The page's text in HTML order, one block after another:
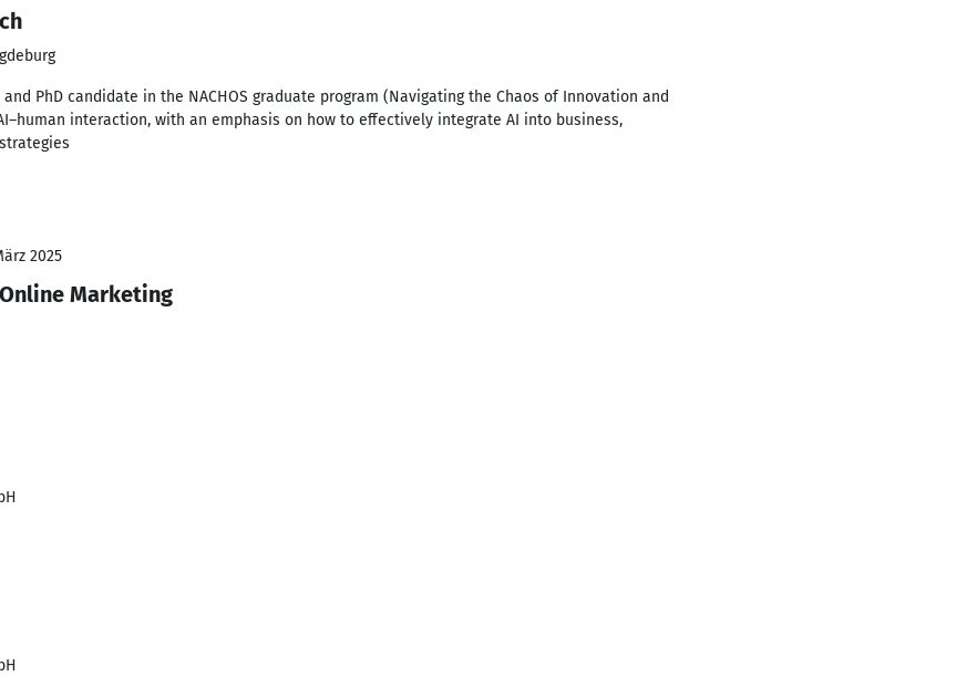
PhD candidate in the NACHOS graduate program (Navigating the Chaos of Innovation and
interaction, with an emphasis on how to effectively integrate AI into business,
2025
Marketing